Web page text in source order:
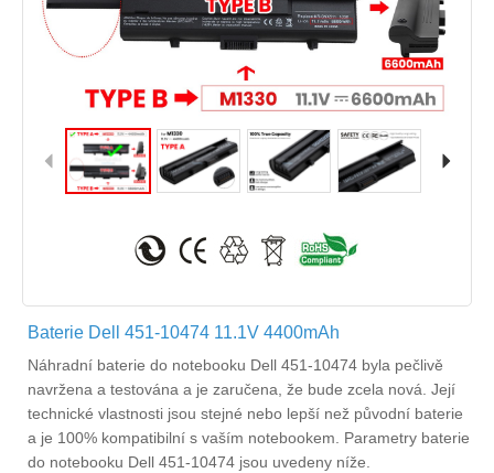
Baterie Dell 451-10474 11.1V 4400mAh
Náhradní baterie do notebooku Dell 451-10474 byla pečlivě
navržena a testována a je zaručena, že bude zcela nová. Její
technické vlastnosti jsou stejné nebo lepší než původní baterie
a je 100% kompatibilní s vaším notebookem. Parametry baterie
do notebooku Dell 451-10474 jsou uvedeny níže.